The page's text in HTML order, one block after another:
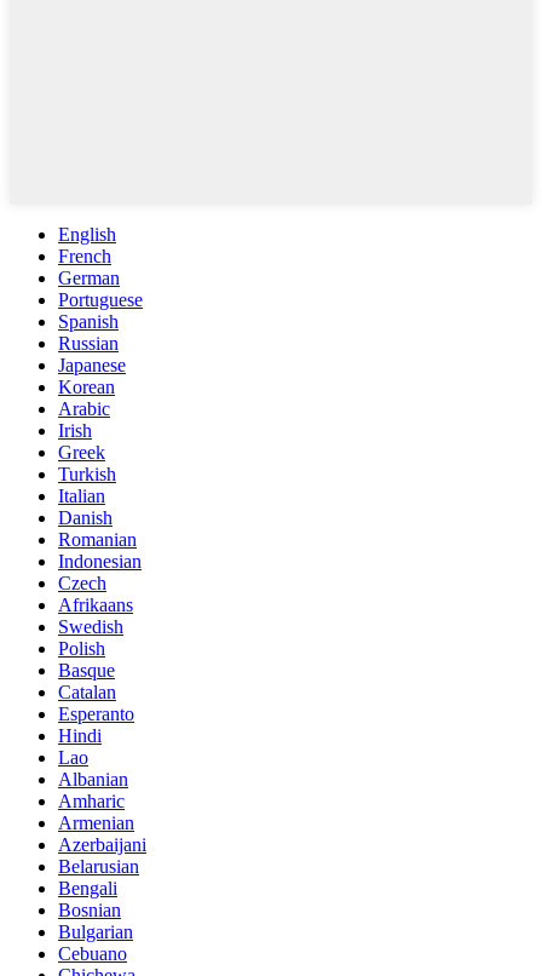
English
French
German
Portuguese
Spanish
Russian
Japanese
Korean
Arabic
Irish
Greek
Turkish
Italian
Danish
Romanian
Indonesian
Czech
Afrikaans
Swedish
Polish
Basque
Catalan
Esperanto
Hindi
Lao
Albanian
Amharic
Armenian
Azerbaijani
Belarusian
Bengali
Bosnian
Bulgarian
Cebuano